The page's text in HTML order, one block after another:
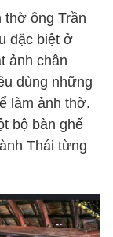
thờ ông Trần
đặc biệt ở
ảnh chân
dùng những
làm ảnh thờ.
bộ bàn ghế
Thái từng